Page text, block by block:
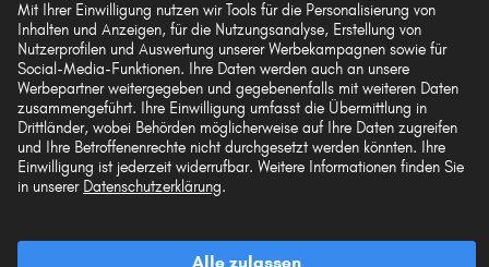
Artikel-Eigenschaften
Einbauseite
Hinterachse
Gewicht [g]
107
Original-Ersatzteilnummern anzeigen
Fahrzeugtypen
MEYLE Wälzlager, Federbeinstützlager MEYLE-
Mit Ihrer Einwilligung nutzen wir Tools für die Personalisierung von
Inhalten und Anzeigen, für die Nutzungsanalyse, Erstellung von
Nutzerprofilen und Auswertung unserer Werbekampagnen sowie für
Social-Media-Funktionen. Ihre Daten werden auch an unsere
Werbepartner weitergegeben und gegebenenfalls mit weiteren Daten
zusammengeführt. Ihre Einwilligung umfasst die Übermittlung in
Drittländer, wobei Behörden möglicherweise auf Ihre Daten zugreifen
und Ihre Betroffenenrechte nicht durchgesetzt werden könnten. Ihre
Einwilligung ist jederzeit widerrufbar. Weitere Informationen finden Sie
in unserer Datenschutzerklärung.
Alle zulassen